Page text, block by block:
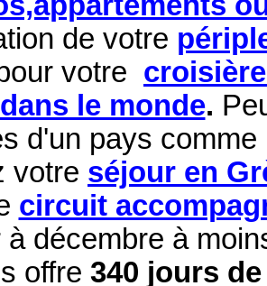
de votre
votre
le monde.
d'un pays
votre séjour en
circuit
à décembre à
offre 340 jours